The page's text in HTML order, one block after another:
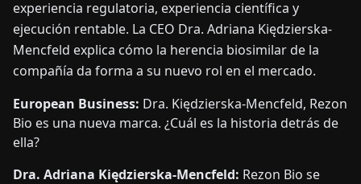
experiencia regulatoria, experiencia científica y
ejecución rentable. La CEO Dra. Adriana Kiędzierska-
Mencfeld explica cómo la herencia biosimilar de la
compañía da forma a su nuevo rol en el mercado.
European Business: Dra. Kiędzierska-Mencfeld, Rezon
Bio es una nueva marca. ¿Cuál es la historia detrás de
ella?
Dra. Adriana Kiędzierska-Mencfeld: Rezon Bio se